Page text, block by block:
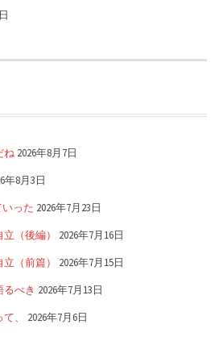
ね 2026年8月7日
年8月3日
った 2026年7月23日
（後編） 2026年7月16日
（前篇） 2026年7月15日
べき 2026年7月13日
、 2026年7月6日